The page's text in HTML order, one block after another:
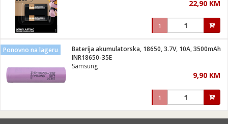
22,90 KM
1
Ponovno na lageru
Baterija akumulatorska, 18650, 3.7V, 10A, 3500mAh
INR18650-35E
Samsung
9,90 KM
1